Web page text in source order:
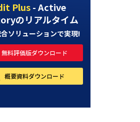
Plus- Active
のリアルタイム
ソリューションで実現!
無料評価版ダウンロード
概要資料ダウンロード